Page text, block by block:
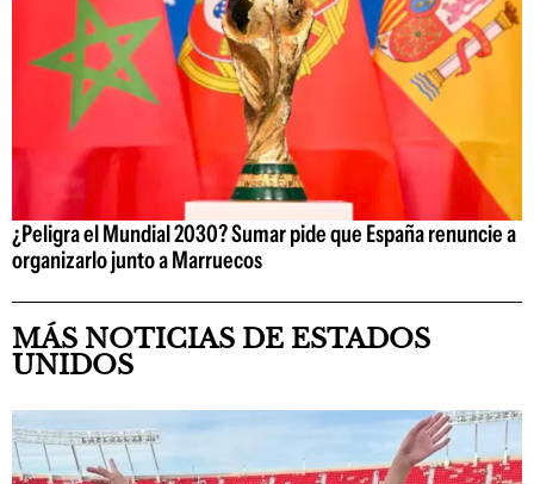
¿Peligra el Mundial 2030? Sumar pide que España renuncie a
organizarlo junto a Marruecos
MÁS NOTICIAS DE ESTADOS
UNIDOS